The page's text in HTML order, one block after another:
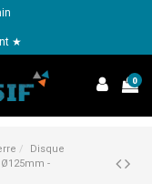
★
0
Disque
-